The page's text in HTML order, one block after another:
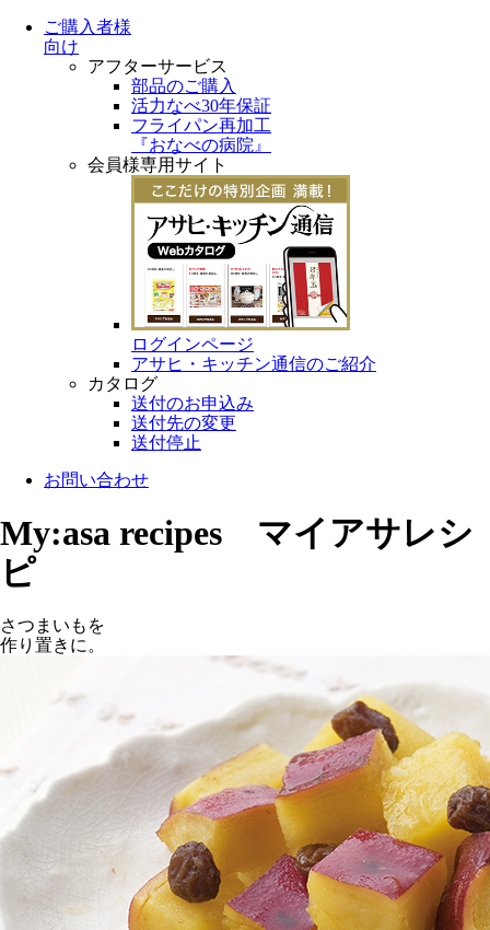
ご購入者様
向け
アフターサービス
部品のご購入
活力なべ30年保証
フライパン再加工
『おなべの病院』
会員様専用サイト
ログインページ
アサヒ・キッチン通信のご紹介
カタログ
送付のお申込み
送付先の変更
送付停止
お問い合わせ
My:asa recipes マイアサレシ
ピ
さつまいもを
作り置きに。